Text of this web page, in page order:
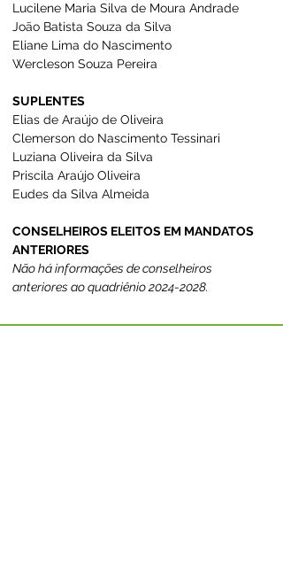
Lucilene Maria Silva de Moura Andrade
João Batista Souza da Silva
Eliane Lima do Nascimento
Wercleson Souza Pereira
SUPLENTES
Elias de Araújo de Oliveira
Clemerson do Nascimento Tessinari
Luziana Oliveira da Silva
Priscila Araújo Oliveira
Eudes da Silva Almeida
CONSELHEIROS ELEITOS EM MANDATOS
ANTERIORES
Não há informações de conselheiros
anteriores ao quadriênio 2024-2028.